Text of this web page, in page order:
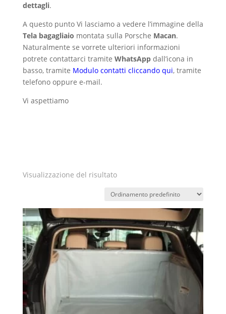
dettagli.
A questo punto Vi lasciamo a vedere l’immagine della
Tela bagagliaio montata sulla Porsche Macan.
Naturalmente se vorrete ulteriori informazioni
potrete contattarci tramite WhatsAppdall’icona in
basso, tramite Modulo contatti cliccando qui, tramite
telefono oppure e-mail.
Vi aspettiamo
Visualizzazione del risultato